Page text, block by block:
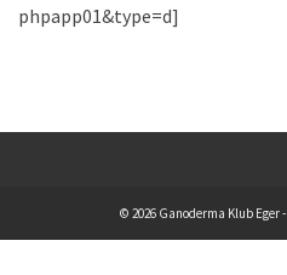
phpapp01&type=d]
© 2026 Ganoderma Klub Eger -